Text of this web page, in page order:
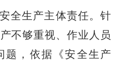
全生产主体责任。 针
不够重视、作业人员
题，依据《安全生产